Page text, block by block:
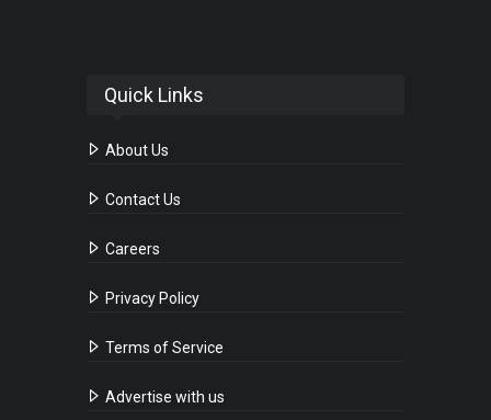
Quick Links
About Us
Contact Us
Careers
Privacy Policy
Terms of Service
Advertise with us